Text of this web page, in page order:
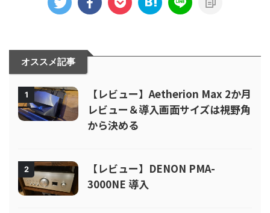
オススメ記事
1
【レビュー】Aetherion Max 2か月
レビュー＆導入画面サイズは視野角
から決める
2
【レビュー】DENON PMA-
3000NE 導入